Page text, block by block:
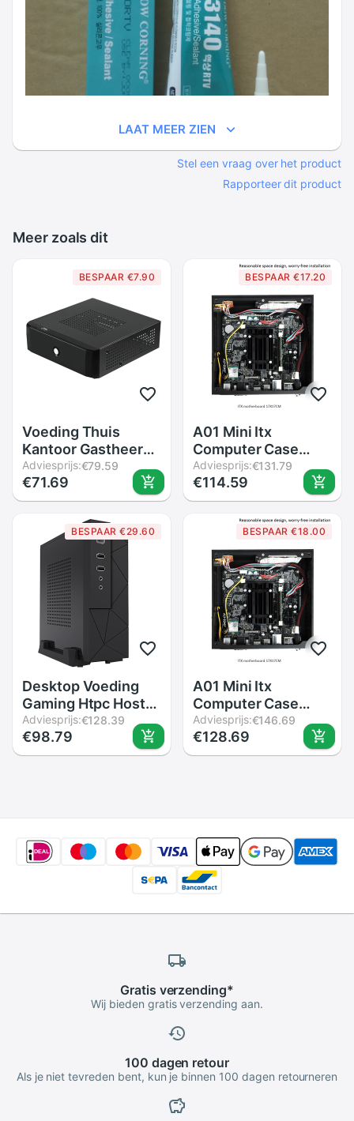
LAAT MEER ZIEN
Stel een vraag over het product
Rapporteer dit product
Meer zoals dit
BESPAAR €7.90
Voeding Thuis
Kantoor Gastheer
Behuizing Htpc
Computer Case Pc
Chassis Mini Itx
Adviesprijs:€79.59
€71.69
BESPAAR €17.20
A01 Mini Itx
Computer Case
Chassis Aluminium
Aktetas Home
Theater AC-DC Htpc
Computer Doos
Desktop Pc
Behuizing
Adviesprijs:€131.79
€114.59
BESPAAR €29.60
Desktop Voeding
Gaming Htpc Host
Kantoor Thuis 2.0
Usb Mini Itx Met
Radiator Gat
Adviesprijs:€128.39
€98.79
BESPAAR €18.00
A01 Mini Itx
Computer Case
Chassis Aluminium
Aktetas Home
Theater AC-DC Htpc
Adviesprijs:€146.69
€128.69
Gratis verzending*
Wij bieden gratis verzending aan.
100 dagen retour
Als je niet tevreden bent, kun je binnen 100 dagen retourneren